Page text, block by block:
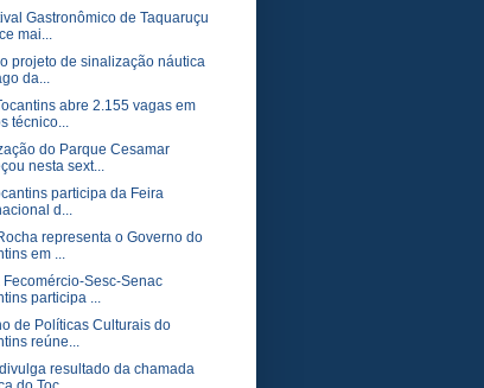
Gastronômico de Taquaruçu
mai...
projeto de sinalização náutica
da...
abre 2.155 vagas em
técnico...
do Parque Cesamar
nesta sext...
participa da Feira
d...
representa o Governo do
em ...
Fecomércio-Sesc-Senac
participa ...
de Políticas Culturais do
reúne...
resultado da chamada